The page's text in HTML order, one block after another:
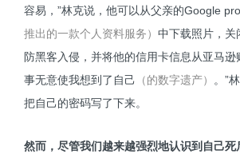
容易，”林克说，他可以从父亲的Google
推出的一款个人资料服务） 中下载照片，关
防黑客入侵，并将他的信用卡信息从亚马逊
事无意使我想到了自己 （的数字遗产）
。”
把自己的密码写了下来。
然而，尽管我们越来越强烈地认识到自己死